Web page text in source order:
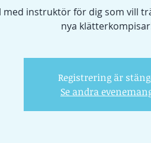
med instruktör för dig som vill
nya
Registrering är
Se andra